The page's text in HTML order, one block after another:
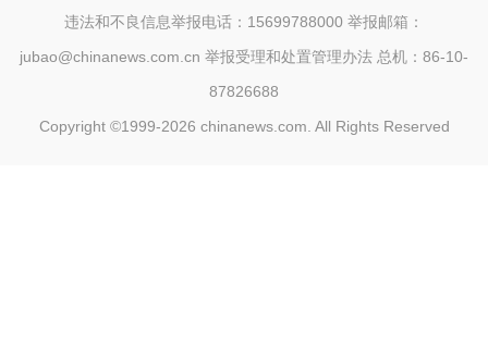
违法和不良信息举报电话：15699788000 举报邮箱：
jubao@chinanews.com.cn 举报受理和处置管理办法 总机：86-10-
87826688
Copyright ©1999-2026 chinanews.com. All Rights Reserved